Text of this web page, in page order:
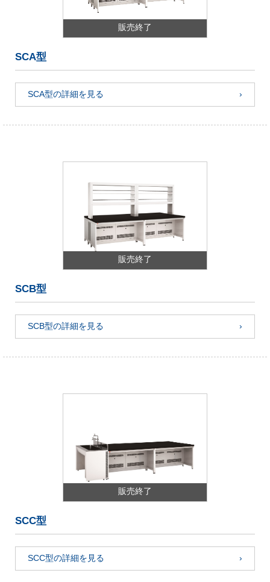
販売終了
SCA型
SCA型の詳細を見る
販売終了
SCB型
SCB型の詳細を見る
販売終了
SCC型
SCC型の詳細を見る